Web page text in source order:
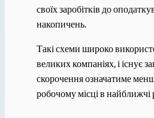
своїх заробітків до
накопичень.
Такі схеми широко
великих компаніях, і існує
скорочення означатиме
робочому місці в найближчі